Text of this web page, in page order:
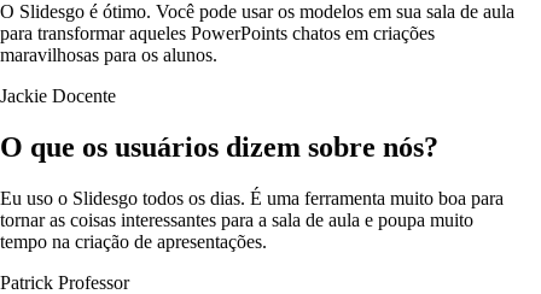
O Slidesgo é ótimo. Você pode usar os modelos em sua sala de aula
para transformar aqueles PowerPoints chatos em criações
maravilhosas para os alunos.
Jackie Docente
O que os usuários dizem sobre nós?
Eu uso o Slidesgo todos os dias. É uma ferramenta muito boa para
tornar as coisas interessantes para a sala de aula e poupa muito
tempo na criação de apresentações.
Patrick Professor